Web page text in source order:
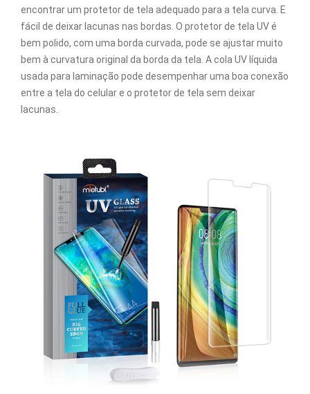
encontrar um protetor de tela adequado para a tela curva. E
fácil de deixar lacunas nas bordas. O protetor de tela UV é
bem polido, com uma borda curvada, pode se ajustar muito
bem à curvatura original da borda da tela. A cola UV líquida
usada para laminação pode desempenhar uma boa conexão
entre a tela do celular e o protetor de tela sem deixar
lacunas.